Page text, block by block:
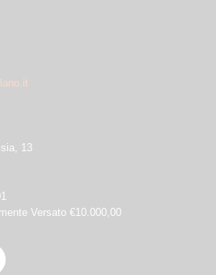
13
Versato €10.000,00